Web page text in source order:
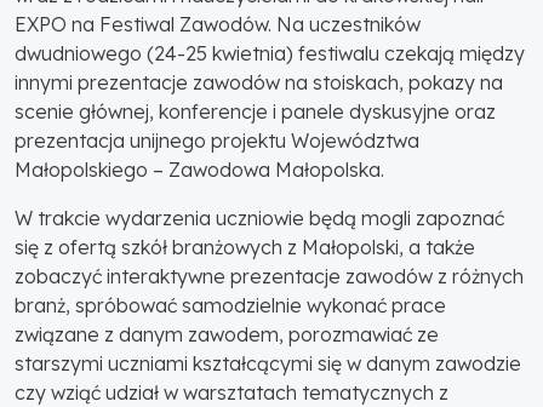
EXPO na Festiwal Zawodów. Na uczestników
dwudniowego (24-25 kwietnia) festiwalu czekają między
innymi prezentacje zawodów na stoiskach, pokazy na
scenie głównej, konferencje i panele dyskusyjne oraz
prezentacja unijnego projektu Województwa
Małopolskiego – Zawodowa Małopolska.
W trakcie wydarzenia uczniowie będą mogli zapoznać
się z ofertą szkół branżowych z Małopolski, a także
zobaczyć interaktywne prezentacje zawodów z różnych
branż, spróbować samodzielnie wykonać prace
związane z danym zawodem, porozmawiać ze
starszymi uczniami kształcącymi się w danym zawodzie
czy wziąć udział w warsztatach tematycznych z